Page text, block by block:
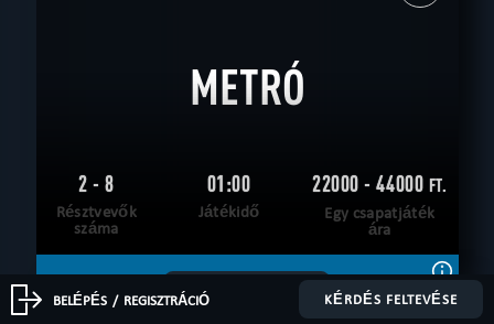
METRÓ
2 - 8
Résztvevők
száma
01:00
Játékidő
22000 - 44000 FT.
Egy csapatjáték
ára
OLVASS TOVÁBB
BELÉPÉS / REGISZTRÁCIÓ KÉRDÉS FELTEVÉSE